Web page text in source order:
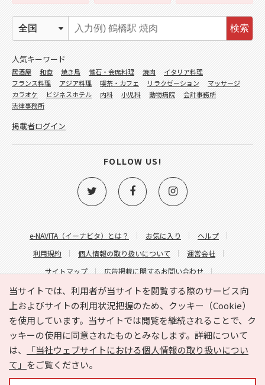
当サイトでは、利用者が当サイトを閲覧する際のサービス向
上およびサイトの利用状況把握のため、クッキー（Cookie）
を使用しています。当サイトでは閲覧を継続されることで、ク
ッキーの使用に同意されたものとみなします。詳細について
は、
「当社ウェブサイトにおける個人情報の取り扱いについ
て」 をご覧ください。
e-NAVITA（イーナビタ）とは？ お気に入り
ヘルプ
利用規約
個人情報の取り扱いについて
運営会社
サイトマップ
広告掲載に関するお問い合わせ
サイトの内容に関するお問い合わせ
検索
人気キーワード
居酒屋 和食 焼き鳥 懐石・会席料理 焼肉
イタリア料理
フランス料理
アジア料理 喫茶・カフェ リラクゼーション
マッサージ
カラオケ
ビジネスホテル 内科 小児科 動物病院
会計事務所
法律事務所
掲載者ログイン
FOLLOW US!
Copyright © HYOJITO.Co.,Ltd. All Rights Reserved.